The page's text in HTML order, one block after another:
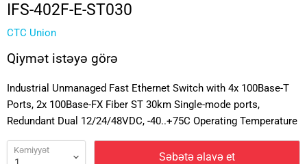
IFS-402F-E-ST030
CTC Union
Qiymət istəyə görə
Industrial Unmanaged Fast Ethernet Switch with 4x 100Base-T
Ports, 2x 100Base-FX Fiber ST 30km Single-mode ports,
Redundant Dual 12/24/48VDC, -40..+75C Operating Temperature
Kəmiyyət Səbətə əlavə et